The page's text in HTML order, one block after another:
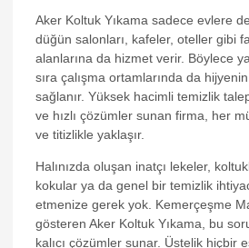
panel
panel
Aker Koltuk Yıkama sadece evlere
düğün salonları, kafeler, oteller gibi
alanlarına da hizmet verir. Böylece
sıra çalışma ortamlarında da
sağlanır. Yüksek hacimli temizlik
ve hızlı çözümler sunan firma, her
ve titizlikle yaklaşır.
Halınızda oluşan inatçı lekeler,
kokular ya da genel bir temizlik
etmenize gerek yok. Kemerçeşme
gösteren Aker Koltuk Yıkama, bu
kalıcı çözümler sunar. Üstelik hiçbir